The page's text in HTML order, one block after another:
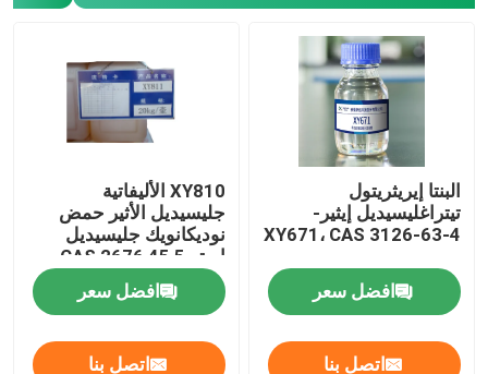
البنتا إيريثريتول
تيتراغليسيديل إيثير-
XY671، CAS 3126-63-4
افضل سعر
اتصل بنا
XY810 الأليفاتية
جليسيديل الأثير حمض
نوديكانويك جليسيديل
استر CAS 2676 45 5
افضل سعر
اتصل بنا